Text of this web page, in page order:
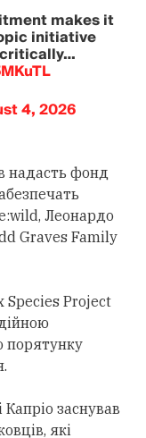
makes it
initiative
4, 2026
надасть фонд
Леонардо
Graves Family
Species Project
порятунку
заснував
які